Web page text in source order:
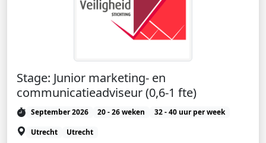
Stage: Junior marketing- en
communicatieadviseur (0,6-1 fte)
September 2026 20 - 26 weken
32 - 40 uur per week
Utrecht
Utrecht